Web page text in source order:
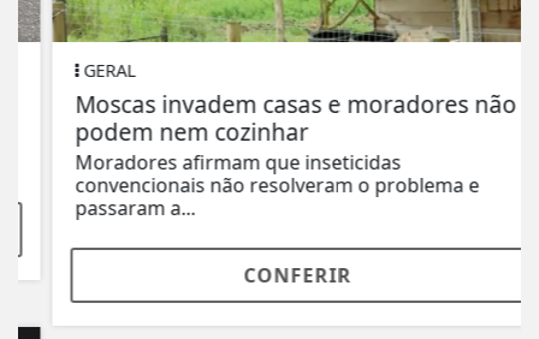
GERAL
Moscas invadem casas e moradores não
podem nem cozinhar
Moradores afirmam que inseticidas
convencionais não resolveram o problema e
passaram a...
CONFERIR